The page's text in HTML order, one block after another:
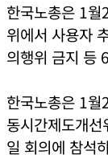
한국노총은 1월
위에서 사용자
의행위 금지 등
한국노총은 1월
동시간제도개
일 회의에 참석